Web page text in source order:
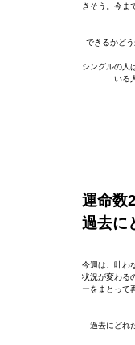
きそう。今ま
できるかど
シングルの人
いる
運命数2
過去に
今週は、叶わ
状況が変わる
ーをまとって
過去にどれ